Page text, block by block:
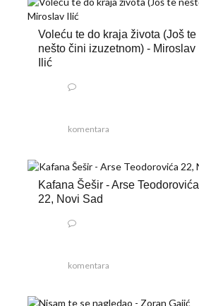
Voleću te do kraja života (Još te
nešto čini izuzetnom) - Miroslav
Ilić
komentara
Kafana Šešir - Arse Teodorovića
22, Novi Sad
komentara